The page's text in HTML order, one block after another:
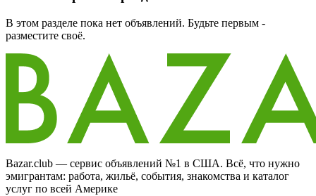
В этом разделе пока нет объявлений. Будьте первым -
разместите своё.
Bazar.club — сервис объявлений №1 в США. Всё, что нужно
эмигрантам: работа, жильё, события, знакомства и каталог
услуг по всей Америке